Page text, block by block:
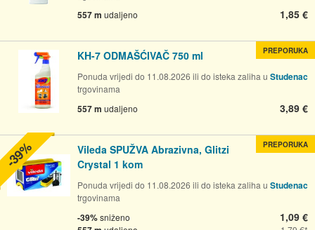
557 m udaljeno 1,85 €
KH-7 ODMAŠĆIVAČ 750 ml
Ponuda vrijedi do 11.08.2026 ili do isteka zaliha u Studenac
trgovinama
557 m udaljeno 3,89 €
PREPORUKA
Vileda SPUŽVA Abrazivna, Glitzi
Crystal 1 kom
Ponuda vrijedi do 11.08.2026 ili do isteka zaliha u Studenac
trgovinama
-39%sniženo 1,09 €
PREPORUKA
-39%